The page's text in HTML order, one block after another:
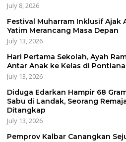
July 8, 2026
Festival Muharram Inklusif Ajak
Yatim Merancang Masa Depan
July 13, 2026
Hari Pertama Sekolah, Ayah
Antar Anak ke Kelas di
July 13, 2026
Diduga Edarkan Hampir 68
Sabu di Landak, Seorang
Ditangkap
July 13, 2026
Pemprov Kalbar Canangkan